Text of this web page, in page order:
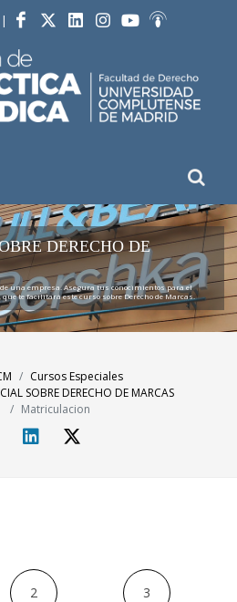
|
Facebook
DERECHO DE
una empresa. Asegura tus conocimientos para el
te facilitará este curso sobre Derecho de Marcas.
Cursos Especiales
SOBRE DERECHO DE MARCAS
Matriculacion
2 3